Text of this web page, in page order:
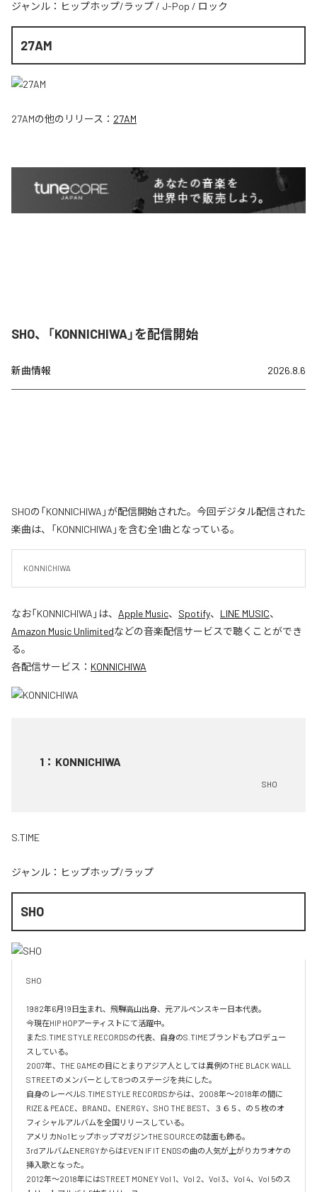
ジャンル： ヒップホップ/ラップ / J-Pop / ロック
27AM
27AMの他のリリース： 27AM
SHO、「KONNICHIWA」を配信開始
新曲情報 2026.8.6
SHOの「KONNICHIWA」が配信開始された。今回デジタル配信された
楽曲は、「KONNICHIWA」を含む全1曲となっている。
KONNICHIWA
なお「KONNICHIWA 」は、 Apple Music、 Spotify、 LINE MUSIC、
Amazon Music Unlimitedなどの音楽配信サービスで聴くことができ
る。
各配信サービス： KONNICHIWA
1 ： KONNICHIWA
SHO
S.TIME
ジャンル： ヒップホップ/ラップ
SHO
SHO
1982年6月19日生まれ、飛騨高山出身、元アルペンスキー日本代表。
今現在HIP HOPアーティストにて活躍中。
またS.TIME STYLE RECORDSの代表、自身のS.TIMEブランドもプロデュー
スしている。
2007年、THE GAMEの目にとまりアジア人としては異例のTHE BLACK WALL
STREETのメンバーとして8つのステージを共にした。
自身のレーベルS.TIME STYLE RECORDSからは、2008年〜2018年の間に
RIZE & PEACE、BRAND、ENERGY、SHO THE BEST、３６５、の５枚のオ
フィシャルアルバムを全国リリースしている。
アメリカNo1ヒップホップマガジンTHE SOURCEの誌面も飾る。
3rdアルバムENERGYからはEVEN IF IT ENDSの曲の人気が上がりカラオケの
挿入歌となった。
2012年〜2018年にはSTREET MONEY Vol 1、Vol 2、Vol 3、Vol 4、Vol 5のス